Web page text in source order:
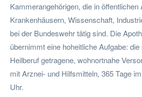
Kammerangehörigen, die in öffentlichen
Krankenhäusern, Wissenschaft,
bei der Bundeswehr tätig sind. Die
übernimmt eine hoheitliche Aufgabe:
Heilberuf getragene, wohnortnahe
mit Arznei- und Hilfsmitteln, 365 Tage
Uhr.